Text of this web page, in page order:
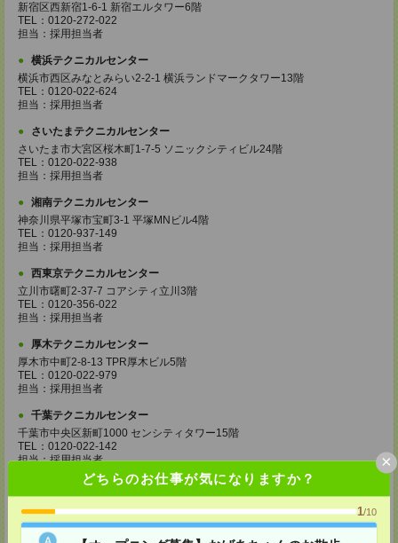
どちらのお仕事が気になりますか？
1/10
×
新宿区西新宿1-6-1 新宿エルタワー6階
TEL：0120-272-022
担当：採用担当者
横浜テクニカルセンター
横浜市西区みなとみらい2-2-1 横浜ランドマークタワー13階
TEL：0120-022-624
担当：採用担当者
さいたまテクニカルセンター
さいたま市大宮区桜木町1-7-5 ソニックシティビル24階
TEL：0120-022-938
担当：採用担当者
湘南テクニカルセンター
神奈川県平塚市宝町3-1 平塚MNビル4階
TEL：0120-937-149
担当：採用担当者
西東京テクニカルセンター
立川市曙町2-37-7 コアシティ立川3階
TEL：0120-356-022
担当：採用担当者
厚木テクニカルセンター
厚木市中町2-8-13 TPR厚木ビル5階
TEL：0120-022-979
担当：採用担当者
千葉テクニカルセンター
千葉市中央区新町1000 センシティタワー15階
TEL：0120-022-142
担当：採用担当者
つくばテクニカルセンター
TEL：0120-982-703
担当：採用担当者